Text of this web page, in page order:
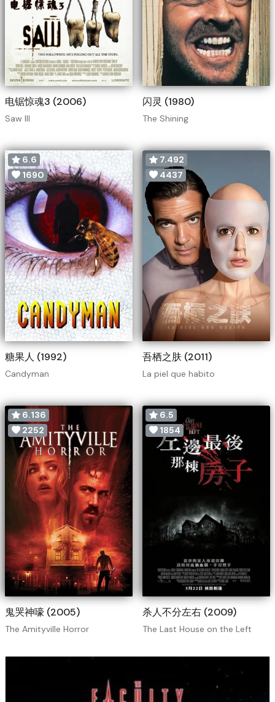
电锯惊魂3 (2006)
Saw III
闪灵 (1980)
The Shining
6.6
1690
糖果人 (1992)
Candyman
7.492
4437
吾栖之肤 (2011)
La piel que habito
6.136
2252
鬼哭神嚎 (2005)
The Amityville Horror
6.5
1854
杀人不分左右 (2009)
The Last House on the Left